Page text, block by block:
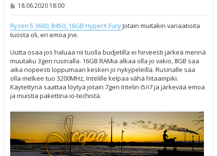
V
s
t
i
18.06.2020 18:00
Ryzen 5 3600, B450, 16GB HyperX FuryJotain muitakin variaatioita
tuosta oli, eri emoa jne.
Uutta osaa jos haluaa nii tuolla budjetilla ei hirveesti järkeä mennä
muutaku 3gen rusinalla. 16GB RAMia alkaa olla jo vakio, 8GB saa
aika nopeesti loppumaan kesken jo nykypeleillä. Rusinalle saa
olla melkee tuo 3200MHz, Intelille kelpaa vähä hitaampiki.
Käytettynä saattaa löytyä jotain 7gen Intelin i5/i7 ja järkevää emoa
ja muistia pakettina io-techistä.